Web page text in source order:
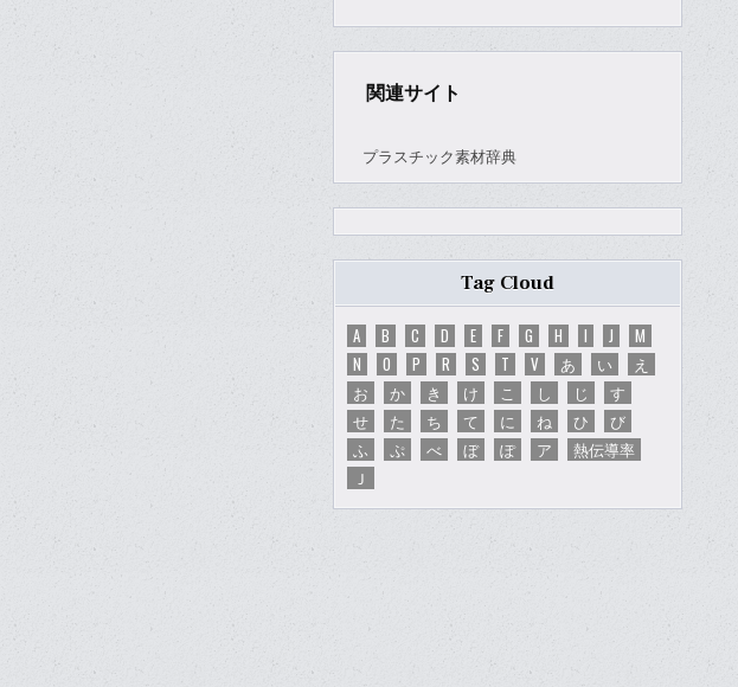
関連サイト
プラスチック素材辞典
Tag Cloud
A B C D E F G H I J
M
N
O P R S T V あ い
え
お
か き け こ し じ
す
せ
た ち て に ね ひ
び
ふ
ぷ べ ぼ ぽ ア
熱伝導率
Ｊ